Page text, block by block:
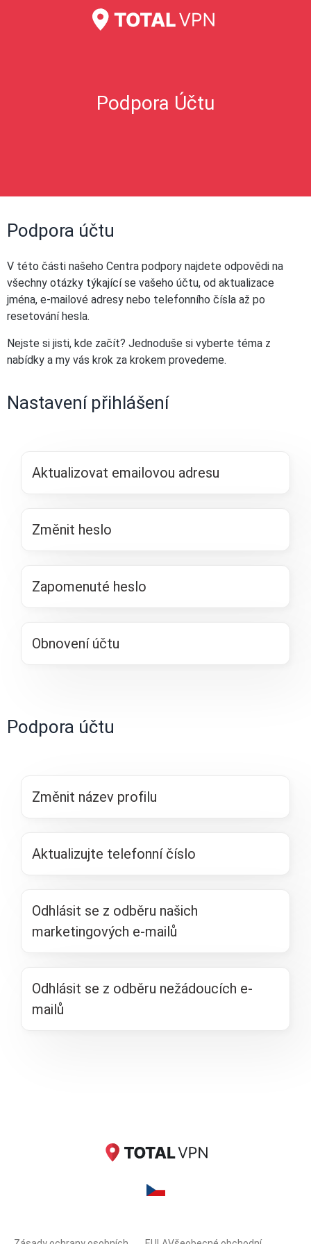
Podpora Účtu
Podpora účtu
V této části našeho Centra podpory najdete odpovědi na
všechny otázky týkající se vašeho účtu, od aktualizace
jména, e-mailové adresy nebo telefonního čísla až po
resetování hesla.
Nejste si jisti, kde začít? Jednoduše si vyberte téma z
nabídky a my vás krok za krokem provedeme.
Nastavení přihlášení
Aktualizovat emailovou adresu
Změnit heslo
Zapomenuté heslo
Obnovení účtu
Podpora účtu
Změnit název profilu
Aktualizujte telefonní číslo
Odhlásit se z odběru našich
marketingových e-mailů
Odhlásit se z odběru nežádoucích e-
mailů